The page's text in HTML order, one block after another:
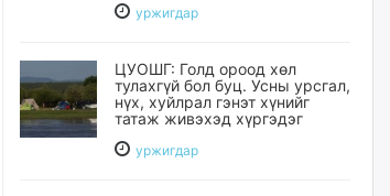
уржигдар
ЦУОШГ: Голд ороод хөл
тулахгүй бол буц. Усны урсгал,
нүх, хуйлрал гэнэт хүнийг
татаж живэхэд хүргэдэг
уржигдар